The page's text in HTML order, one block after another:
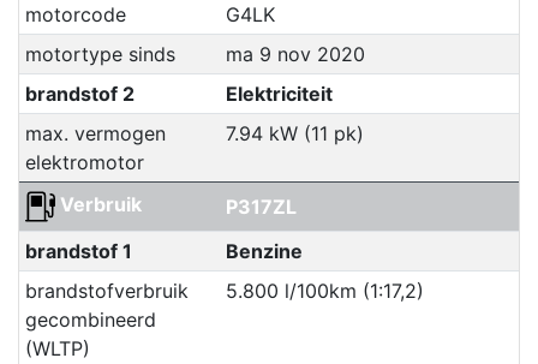
motorcode
G4LK
motortype sinds
ma 9 nov 2020
brandstof 2
Elektriciteit
max. vermogen
elektromotor
7.94 kW (11 pk)
Verbruik
P317ZL
brandstof 1
Benzine
brandstofverbruik
gecombineerd
(WLTP)
5.800 l/100km (1:17,2)